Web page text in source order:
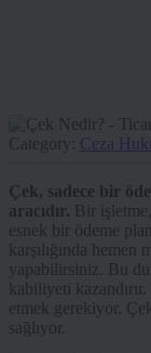
Category: Ceza
Çek, sadece bir
aracıdır. Bir
esnek bir ödeme
karşılığında
yapabilirsiniz. Bu
kabiliyeti
etmek gerekiyor.
sağlıyor.